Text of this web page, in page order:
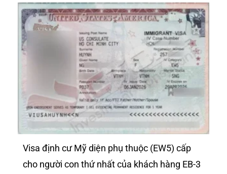
Visa định cư Mỹ diện phụ thuộc (EW5) cấp
cho người con thứ nhất của khách hàng EB-3